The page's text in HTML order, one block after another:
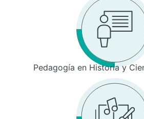
Pedagogía en Historia y